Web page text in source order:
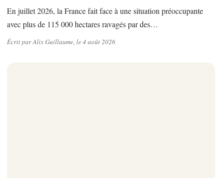
En juillet 2026, la France fait face à une situation préoccupante
avec plus de 115 000 hectares ravagés par des…
Écrit par Alix Guillaume, le 4 août 2026